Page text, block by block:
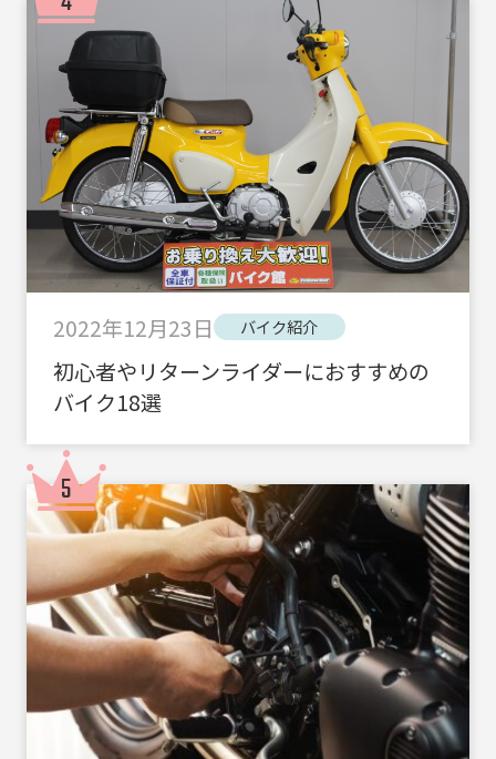
2022年12月23日 バイク紹介
初心者やリターンライダーにおすすめの
バイク18選